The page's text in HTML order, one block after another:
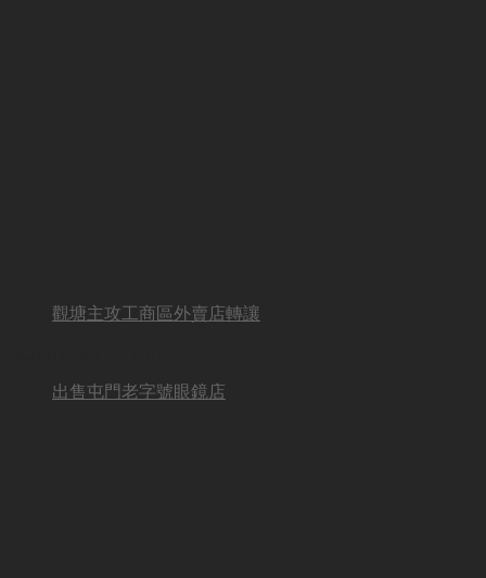
觀塘主攻工商區外賣店轉讓
出售屯門老字號眼鏡店